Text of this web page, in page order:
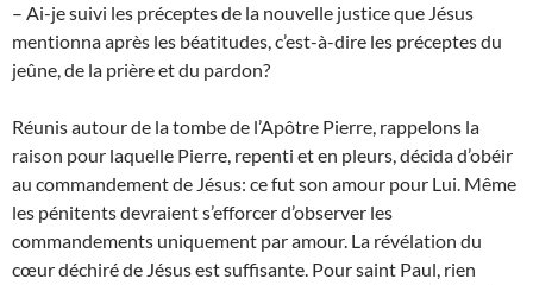
– Ai-je suivi les préceptes de la nouvelle justice que Jésus
mentionna après les béatitudes, c’est-à-dire les préceptes du
jeûne, de la prière et du pardon?
Réunis autour de la tombe de l’Apôtre Pierre, rappelons la
raison pour laquelle Pierre, repenti et en pleurs, décida d’obéir
au commandement de Jésus: ce fut son amour pour Lui. Même
les pénitents devraient s’efforcer d’observer les
commandements uniquement par amour. La révélation du
cœur déchiré de Jésus est suffisante. Pour saint Paul, rien